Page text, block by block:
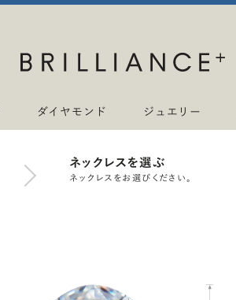
ダイヤモンド ジュエリー
ネックレスを選ぶ
ネックレスをお選びください。